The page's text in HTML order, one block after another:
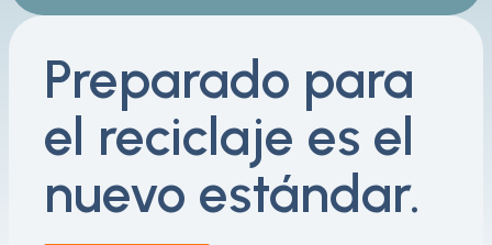
Preparado para
el reciclaje es el
nuevo estándar.